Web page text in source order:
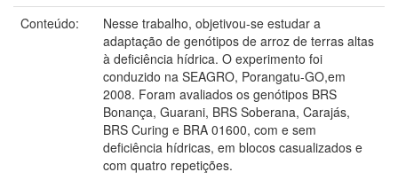
Conteúdo:
Nesse trabalho, objetivou-se estudar a
adaptação de genótipos de arroz de terras altas
à deficiência hídrica. O experimento foi
conduzido na SEAGRO, Porangatu-GO,em
2008. Foram avaliados os genótipos BRS
Bonança, Guarani, BRS Soberana, Carajás,
BRS Curing e BRA 01600, com e sem
deficiência hídricas, em blocos casualizados e
com quatro repetições.